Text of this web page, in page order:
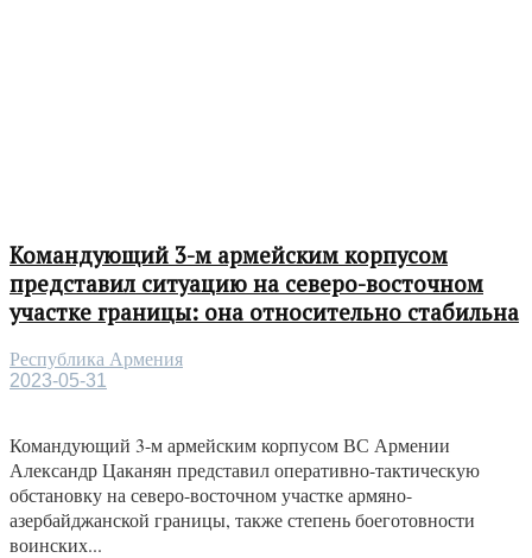
Командующий 3-м армейским корпусом
представил ситуацию на северо-восточном
участке границы: она относительно стабильна
Республика Армения
2023-05-31
Командующий 3-м армейским корпусом ВС Армении
Александр Цаканян представил оперативно-тактическую
обстановку на северо-восточном участке армяно-
азербайджанской границы, также степень боеготовности
воинских...